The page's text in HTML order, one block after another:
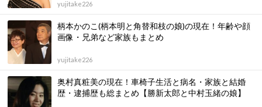
yujitake226
柄本かのこ(柄本明と角替和枝の娘)の現在！年齢や顔
画像・兄弟など家族もまとめ
yujitake226
奥村真粧美の現在！車椅子生活と病名・家族と結婚
歴・逮捕歴も総まとめ【勝新太郎と中村玉緒の娘】